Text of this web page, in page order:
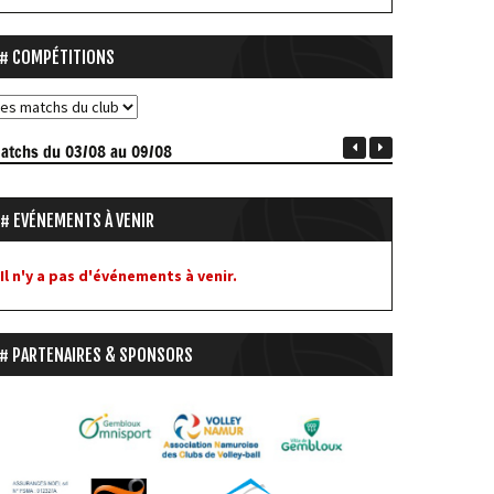
COMPÉTITIONS
du 03/08 au 09/08
EVÉNEMENTS À VENIR
Il n'y a pas d'événements à venir.
PARTENAIRES & SPONSORS